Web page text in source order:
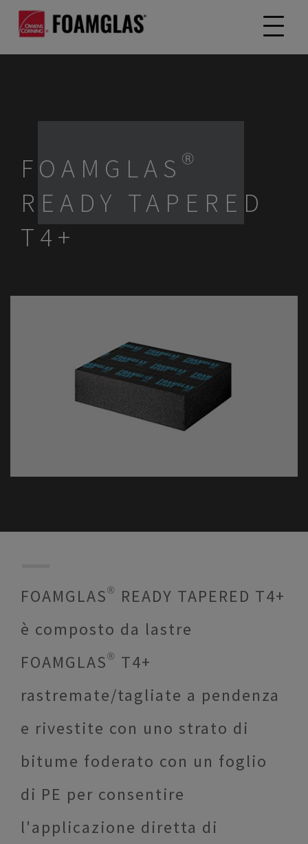
FOAMGLAS®
READY TAPERED
T4+
FOAMGLAS® READY TAPERED T4+
è composto da lastre
FOAMGLAS® T4+
rastremate/tagliate a pendenza
e rivestite con uno strato di
bitume foderato con un foglio
di PE per consentire
l'applicazione diretta di